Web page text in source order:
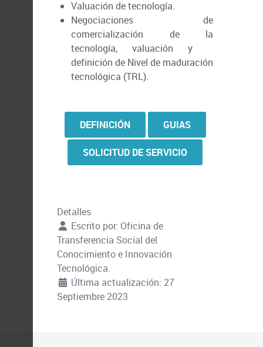
Valuación de tecnología.
Negociaciones de
comercialización de la
tecnología, valuación y
definición de Nivel de maduración
tecnológica (TRL).
DEFINICIÓN GUIAS
SOLICITUD DE SERVICIO
Detalles
Escrito por: Oficina de
Transferencia Social del
Conocimiento e Innovación
Tecnológica.
Última actualización: 27
Septiembre 2023